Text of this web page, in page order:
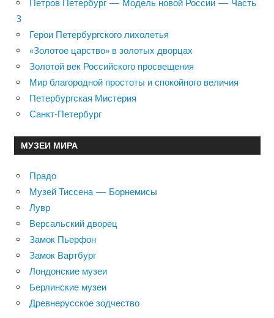
Петров Петербург — Модель новой России — Часть
3
Герои Петербургского лихолетья
«Золотое царство» в золотых дворцах
Золотой век Российского просвещения
Мир благородной простоты и спокойного величия
Петербургская Мистерия
Санкт-Петербург
МУЗЕИ МИРА
Прадо
Музей Тиссена — Борнемисы
Лувр
Версальский дворец
Замок Пьерфон
Замок Вартбург
Лондонские музеи
Берлинские музеи
Древнерусское зодчество